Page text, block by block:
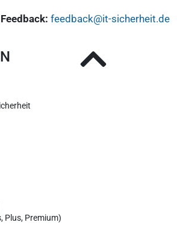
feedback@it-sicherheit.de
Plus, Premium)